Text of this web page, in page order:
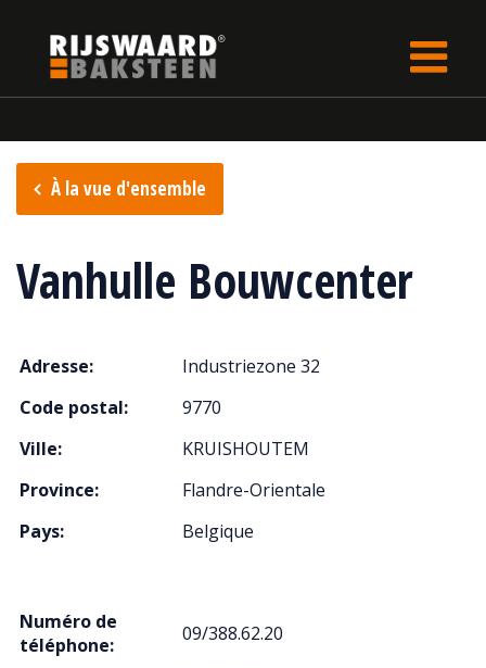
À la vue d'ensemble
Vanhulle Bouwcenter
Adresse:
Industriezone 32
Code postal:
9770
Ville:
KRUISHOUTEM
Province:
Flandre-Orientale
Pays:
Belgique
Numéro de
téléphone:
09/388.62.20